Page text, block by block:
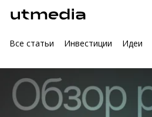
Все статьи Инвестиции Идеи